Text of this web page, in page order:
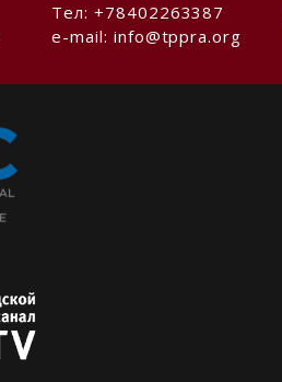
Тел: +78402263387
e-mail: info@tppra.org